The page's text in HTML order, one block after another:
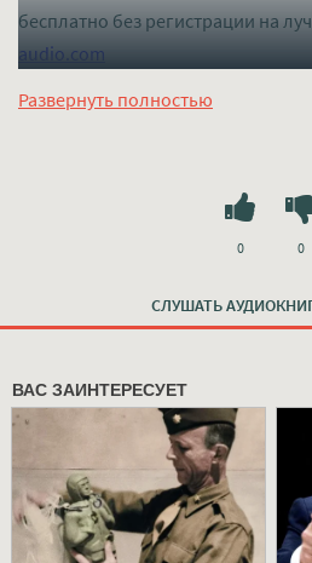
бесплатно без регистрации на
audio.com
Развернуть полностью
СЛУШАТЬ
0 0